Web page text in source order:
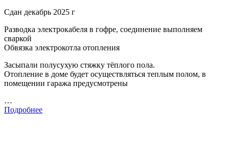
Сдан декабрь 2025 г
Разводка электрокабеля в гофре, соединение выполняем
сваркой
Обвязка электрокотла отопления
Засыпали полусухую стяжку тёплого пола.
Отопление в доме будет осуществляться теплым полом, в
помещении гаража предусмотрены
…
Подробнее